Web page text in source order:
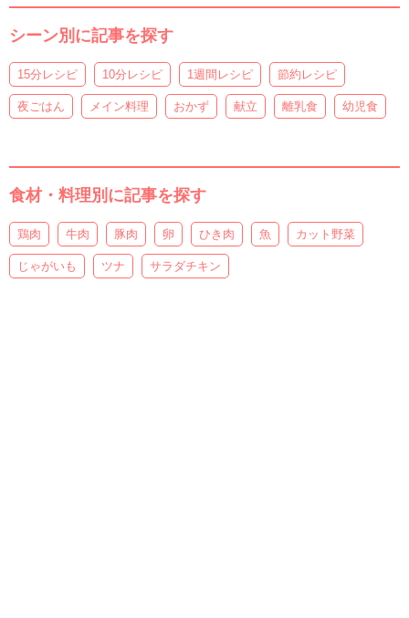
シーン別に記事を探す
15分レシピ 10分レシピ 1週間レシピ 節約レシピ
夜ごはん メイン料理 おかず 献立 離乳食 幼児食
食材・料理別に記事を探す
鶏肉 牛肉 豚肉 卵 ひき肉 魚 カット野菜
じゃがいも ツナ サラダチキン